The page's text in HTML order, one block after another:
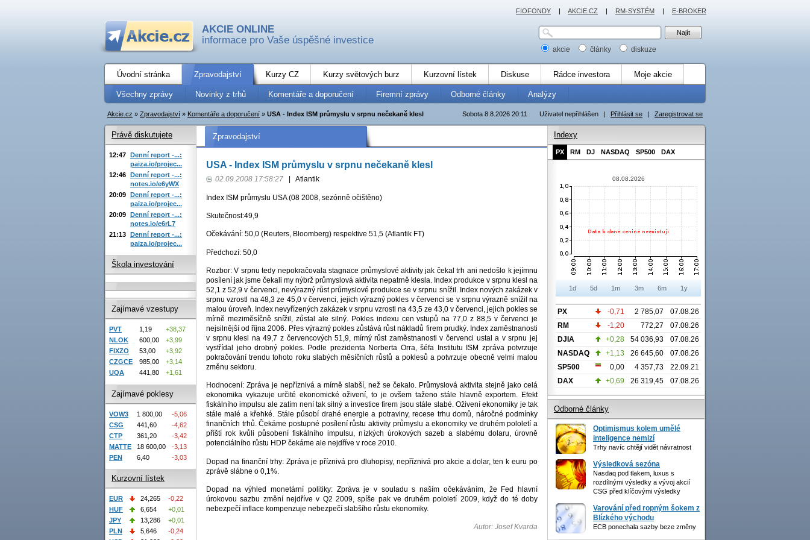
AKCIE ONLINE
informace pro Vaše úspěšné investice
akcie články diskuze
Úvodní stránka Zpravodajství Kurzy CZ Kurzy světových burz Kurzovní lístek Diskuse Rádce investora Moje akcie
Všechny zprávy Novinky z trhů Komentáře a doporučení Firemní zprávy Odborné články Analýzy
Uživatel nepřihlášen | Přihlásit se | Zaregistrovat se
Sobota 8.8.2026 20:11
Akcie.cz » Zpravodajství » Komentáře a doporučení » USA - Index ISM průmyslu v srpnu nečekaně klesl
Zpravodajství
USA - Index ISM průmyslu v srpnu nečekaně klesl
02.09.2008 17:58:27 Atlantik
Index ISM průmyslu USA (08 2008, sezónně očištěno)
Skutečnost:49,9
Očekávání: 50,0 (Reuters, Bloomberg) respektive 51,5 (Atlantik FT)
Předchozí: 50,0
Rozbor: V srpnu tedy nepokračovala stagnace průmyslové aktivity jak čekal trh ani nedošlo k jejímnu
posílení jak jsme čekali my nýbrž průmyslová aktivita nepatrně klesla. Index produkce v srpnu klesl na
52,1 z 52,9 v červenci, nevýrazný růst průmyslové produkce se v srpnu snížil. Index nových zakázek v
srpnu vzrostl na 48,3 ze 45,0 v červenci, jejich výrazný pokles v červenci se v srpnu výrazně snížil na
malou úroveň. Index nevyřízených zakázek v srpnu vzrostl na 43,5 ze 43,0 v červenci, jejich pokles se
mírně meziměsíčně snížil, zůstal ale silný. Pokles indexu cen vstupů na 77,0 z 88,5 v červenci je
nejsilnější od října 2006. Přes výrazný pokles zůstává růst nákladů firem prudký. Index zaměstnanosti
v srpnu klesl na 49,7 z červencových 51,9, mírný růst zaměstnanosti v červenci ustal a v srpnu jej
vystřídal jeho drobný pokles. Podle prezidenta Norberta Orra, šéfa Institutu ISM zpráva potvrzuje
pokračování trendu tohoto roku slabých měsíčních růstů a poklesů a potvrzuje obecně velmi malou
změnu sektoru.
Hodnocení: Zpráva je nepříznivá a mírně slabší, než se čekalo. Průmyslová aktivita stejně jako celá
ekonomika vykazuje určité ekonomické oživení, to je ovšem taženo stále hlavně exportem. Efekt
fiskálního impulsu ale zatím není tak silný a investice firem jsou stále slabé. Oživení ekonomiky je tak
stále malé a křehké. Stále působí drahé energie a potraviny, recese trhu domů, náročné podmínky
finančních trhů. Čekáme postupné posílení růstu aktivity průmyslu a ekonomiky ve druhém pololetí a
příští rok kvůli působení fiskálního impulsu, nízkých úrokových sazeb a slabému dolaru, úrovně
potenciálního růstu HDP čekáme ale nejdříve v roce 2010.
Dopad na finanční trhy: Zpráva je příznivá pro dluhopisy, nepříznivá pro akcie a dolar, ten k euru po
zprávě slábne o 0,1%.
Dopad na výhled monetární politiky: Zpráva je v souladu s naším očekáváním, že Fed hlavní
úrokovou sazbu změní nejdříve v Q2 2009, spíše pak ve druhém pololetí 2009, když do té doby
nebezpečí inflace kompenzuje nebezpečí slabšího růstu ekonomiky.
Autor: Josef Kvarda
Právě diskutujete
12:47 Denní report -...:
paiza.io/projec...
12:46 Denní report -...:
notes.io/e6yWX
20:09 Denní report -...:
paiza.io/projec...
20:09 Denní report -...:
notes.io/e6rL7
21:13 Denní report -...:
paiza.io/projec...
Škola investování
Zajímavé vzestupy
PVT 1,19
+38,37
NLOK
600,00
+3,99
FIXZO
53,00
+3,92
CZGCE
985,00
+3,14
UQA
441,80 +1,61
Zajímavé poklesy
VOW3 1 800,00
-5,06
CSG
441,60
-4,62
CTP
361,20
-3,42
MATTE
18 600,00
-3,13
PEN
6,40 -3,03
Kurzovní lístek
EUR 24,265
-0,22
HUF
6,654
+0,01
JPY
13,286
+0,01
PLN
5,646
-0,24
Indexy
PX RM DJ NASDAQ SP500 DAX
08.08.2026
1d 5d 1m 3m 6m 1y
PX -0,71 2 785,07
07.08.26
RM
-1,20 772,27
07.08.26
DJIA
+0,28 54 036,93
07.08.26
NASDAQ
+1,13 26 645,60
07.08.26
SP500
0,00 4 357,73
22.09.21
DAX
+0,69 26 319,45 07.08.26
Odborné články
Optimismus kolem umělé
inteligence nemizí
Trhy navíc chtějí vidět návratnost
Výsledková sezóna
Nasdaq pod tlakem, luxus s
rozdílnými výsledky a vývoj akcií
CSG před klíčovými výsledky
Varování před ropným šokem z
Blízkého východu
ECB ponechala sazby beze změny
FIOFONDY | AKCIE.CZ | RM-SYSTÉM | E-BROKER